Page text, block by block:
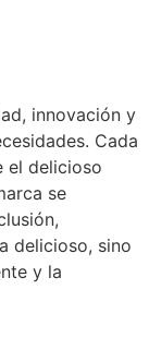
innovación y
Cada
el delicioso
se
delicioso, sino
y la